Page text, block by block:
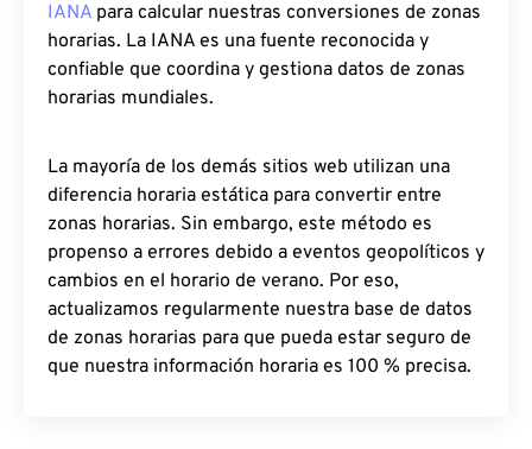
IANA para calcular nuestras conversiones de zonas
horarias. La IANA es una fuente reconocida y
confiable que coordina y gestiona datos de zonas
horarias mundiales.
La mayoría de los demás sitios web utilizan una
diferencia horaria estática para convertir entre
zonas horarias. Sin embargo, este método es
propenso a errores debido a eventos geopolíticos y
cambios en el horario de verano. Por eso,
actualizamos regularmente nuestra base de datos
de zonas horarias para que pueda estar seguro de
que nuestra información horaria es 100 % precisa.